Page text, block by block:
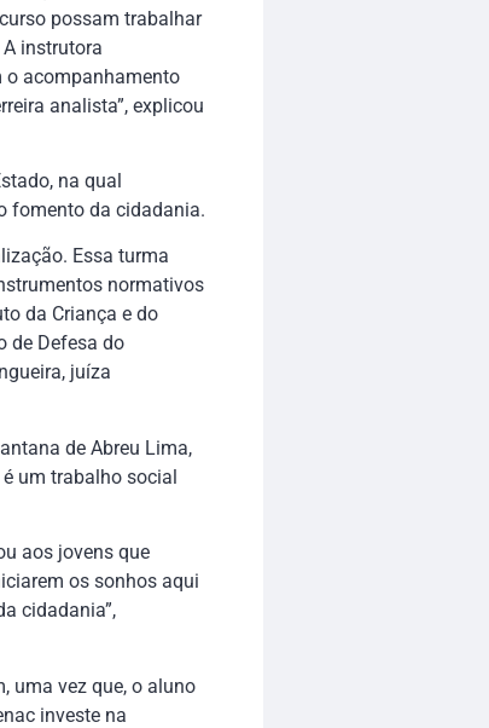
possam trabalhar
instrutora
o acompanhamento
analista”, explicou
na qual
fomento da cidadania.
Essa turma
normativos
da Criança e do
de Defesa do
juíza
de Abreu Lima,
um trabalho social
aos jovens que
os sonhos aqui
cidadania”,
uma vez que, o aluno
investe na